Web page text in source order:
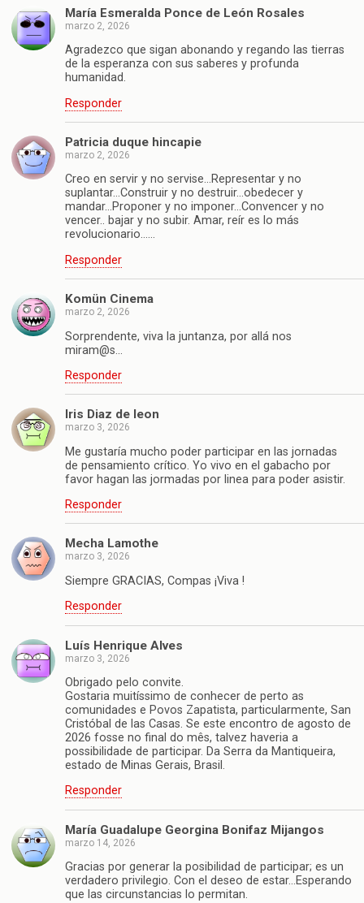
María Esmeralda Ponce de León Rosales
marzo 2, 2026
Agradezco que sigan abonando y regando las tierras
de la esperanza con sus saberes y profunda
humanidad.
Responder
Patricia duque hincapie
marzo 2, 2026
Creo en servir y no servise…Representar y no
suplantar…Construir y no destruir…obedecer y
mandar…Proponer y no imponer…Convencer y no
vencer.. bajar y no subir. Amar, reír es lo más
revolucionario……
Responder
Komün Cinema
marzo 2, 2026
Sorprendente, viva la juntanza, por allá nos
miram@s…
Responder
Iris Diaz de leon
marzo 3, 2026
Me gustaría mucho poder participar en las jornadas
de pensamiento crítico. Yo vivo en el gabacho por
favor hagan las jormadas por linea para poder asistir.
Responder
Mecha Lamothe
marzo 3, 2026
Siempre GRACIAS, Compas ¡Viva !
Responder
Luís Henrique Alves
marzo 3, 2026
Obrigado pelo convite.
Gostaria muitíssimo de conhecer de perto as
comunidades e Povos Zapatista, particularmente, San
Cristóbal de las Casas. Se este encontro de agosto de
2026 fosse no final do mês, talvez haveria a
possibilidade de participar. Da Serra da Mantiqueira,
estado de Minas Gerais, Brasil.
Responder
María Guadalupe Georgina Bonifaz Mijangos
marzo 14, 2026
Gracias por generar la posibilidad de participar; es un
verdadero privilegio. Con el deseo de estar…Esperando
que las circunstancias lo permitan.